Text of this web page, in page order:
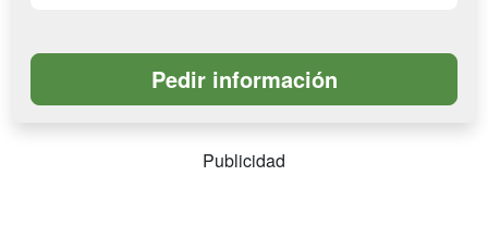
Publicidad